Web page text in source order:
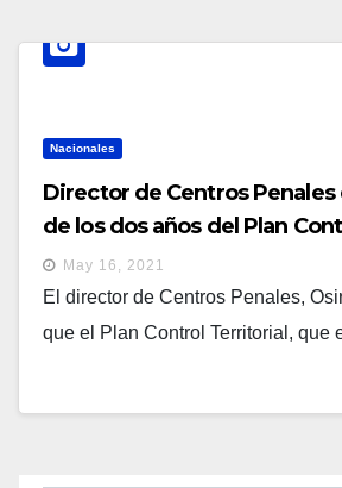
Nacionales
Director de Centros
de los dos años del Plan
May 16, 2021
El director de Centros Penales,
que el Plan Control Territorial, que